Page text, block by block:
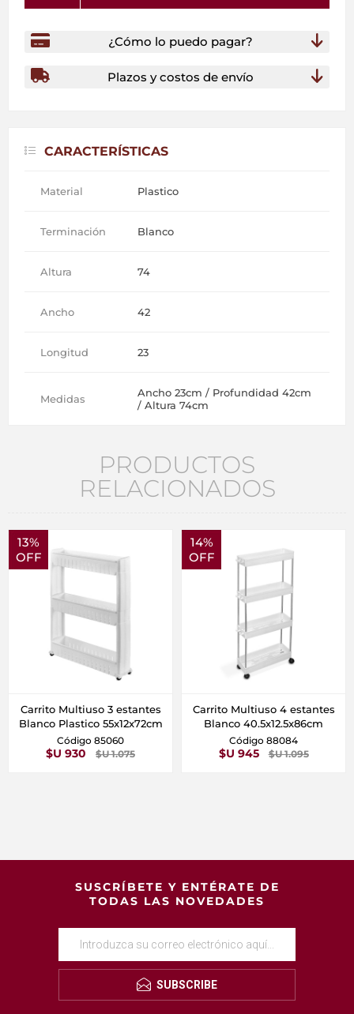
¿Cómo lo puedo pagar?
Plazos y costos de envío
CARACTERÍSTICAS
Material Plastico
Terminación Blanco
Altura 74
Ancho 42
Longitud 23
Medidas
Ancho 23cm / Profundidad 42cm
/ Altura 74cm
PRODUCTOS
RELACIONADOS
13%
OFF
Carrito Multiuso 3 estantes
Blanco Plastico 55x12x72cm
Código 85060
$U 930 $U 1.075
14%
OFF
Carrito Multiuso 4 estantes
Blanco 40.5x12.5x86cm
Código 88084
$U 945 $U 1.095
SUSCRÍBETE Y ENTÉRATE DE
TODAS LAS NOVEDADES
SUBSCRIBE